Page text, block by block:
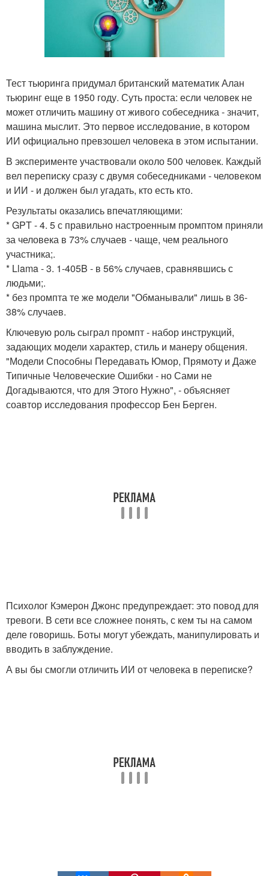
Тест тьюринга придумал британский математик Алан
тьюринг еще в 1950 году. Суть проста: если человек не
может отличить машину от живого собеседника - значит,
машина мыслит. Это первое исследование, в котором
ИИ официально превзошел человека в этом испытании.
В эксперименте участвовали около 500 человек. Каждый
вел переписку сразу с двумя собеседниками - человеком
и ИИ - и должен был угадать, кто есть кто.
Результаты оказались впечатляющими:
* GPT - 4. 5 с правильно настроенным промптом приняли
за человека в 73% случаев - чаще, чем реального
участника;.
* Llama - 3. 1-405B - в 56% случаев, сравнявшись с
людьми;.
* без промпта те же модели "Обманывали" лишь в 36-
38% случаев.
Ключевую роль сыграл промпт - набор инструкций,
задающих модели характер, стиль и манеру общения.
"Модели Способны Передавать Юмор, Прямоту и Даже
Типичные Человеческие Ошибки - но Сами не
Догадываются, что для Этого Нужно", - объясняет
соавтор исследования профессор Бен Берген.
Психолог Кэмерон Джонс предупреждает: это повод для
тревоги. В сети все сложнее понять, с кем ты на самом
деле говоришь. Боты могут убеждать, манипулировать и
вводить в заблуждение.
А вы бы смогли отличить ИИ от человека в переписке?